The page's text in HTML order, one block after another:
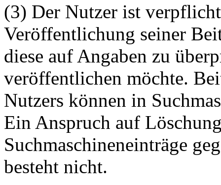
(3) Der Nutzer ist
Veröffentlichung seiner
diese auf Angaben zu
veröffentlichen möchte.
Nutzers können in
Ein Anspruch auf
Suchmaschineneinträge
besteht nicht.